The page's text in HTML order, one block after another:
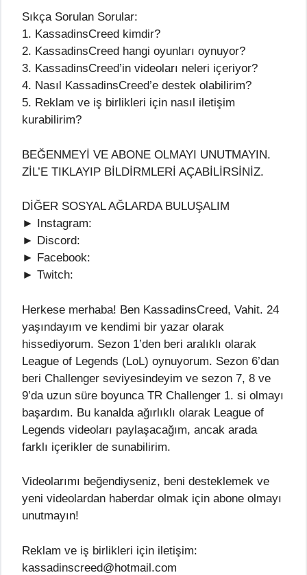
Sıkça Sorulan Sorular:
1. KassadinsCreed kimdir?
2. KassadinsCreed hangi oyunları oynuyor?
3. KassadinsCreed’in videoları neleri içeriyor?
4. Nasıl KassadinsCreed’e destek olabilirim?
5. Reklam ve iş birlikleri için nasıl iletişim
kurabilirim?
BEĞENMEYİ VE ABONE OLMAYI UNUTMAYIN.
ZİL’E TIKLAYIP BİLDİRMLERİ AÇABİLİRSİNİZ.
DİĞER SOSYAL AĞLARDA BULUŞALIM
► Instagram:
► Discord:
► Facebook:
► Twitch:
Herkese merhaba! Ben KassadinsCreed, Vahit. 24
yaşındayım ve kendimi bir yazar olarak
hissediyorum. Sezon 1’den beri aralıklı olarak
League of Legends (LoL) oynuyorum. Sezon 6’dan
beri Challenger seviyesindeyim ve sezon 7, 8 ve
9’da uzun süre boyunca TR Challenger 1. si olmayı
başardım. Bu kanalda ağırlıklı olarak League of
Legends videoları paylaşacağım, ancak arada
farklı içerikler de sunabilirim.
Videolarımı beğendiyseniz, beni desteklemek ve
yeni videolardan haberdar olmak için abone olmayı
unutmayın!
Reklam ve iş birlikleri için iletişim:
kassadinscreed@hotmail.com